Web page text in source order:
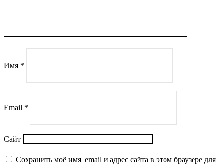
Имя *
Email *
Сайт
Сохранить моё имя, email и адрес сайта в этом браузере для